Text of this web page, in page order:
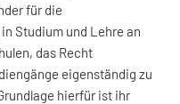
für die
Studium und Lehre an
das Recht
eigenständig zu
hierfür ist ihr